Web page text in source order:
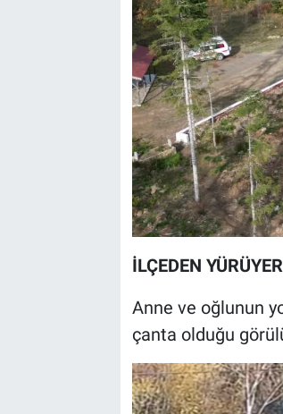
İLÇEDEN
Anne ve oğlunun
çanta olduğu